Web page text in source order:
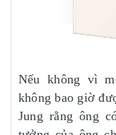
Nếu không vì
không bao giờ
Jung rằng ông